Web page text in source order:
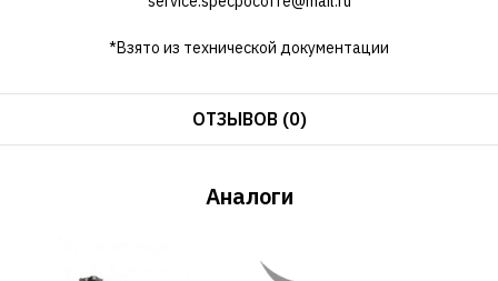
*Взято из технической документации
ОТЗЫВОВ (0)
Аналоги